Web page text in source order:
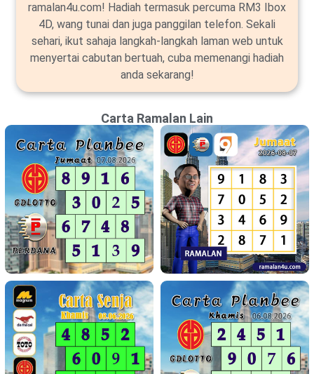
ramalan4u.com! Hadiah termasuk percuma RM3 Ibox
4D, wang tunai dan juga panggilan telefon. Sekali
sehari, ikut sahaja langkah-langkah laman web untuk
menyertai cabutan bertuah, cuba memenangi hadiah
anda sekarang!
Carta Ramalan Lain